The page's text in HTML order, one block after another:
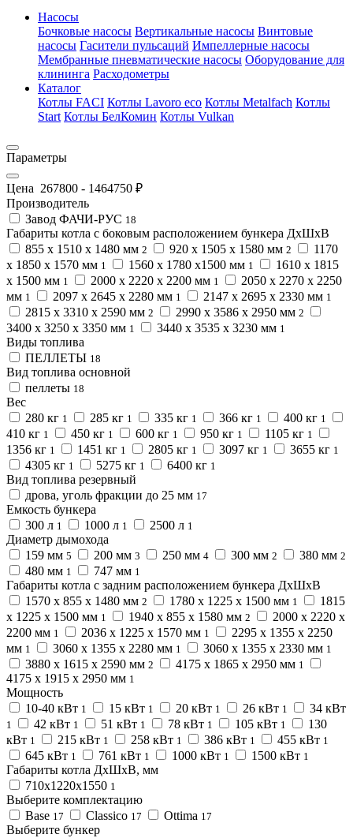
Насосы
Бочковые насосы Вертикальные насосы Винтовые
насосы Гасители пульсаций Импеллерные насосы
Мембранные пневматические насосы Оборудование для
клининга Расходометры
Каталог
Котлы FACI Котлы Lavoro eco Котлы Metalfach Котлы
Start Котлы БелКомин Котлы Vulkan
Параметры
Цена 267800 - 1464750 ₽
Производитель
Завод ФАЧИ-РУС 18
Габариты котла с боковым расположением бункера ДхШхВ
855 х 1510 х 1480 мм 2 920 х 1505 х 1580 мм 2
1170
х 1850 х 1570 мм 1 1560 х 1780 х1500 мм 1
1610 х 1815
х 1500 мм 1 2000 х 2220 х 2200 мм 1
2050 х 2270 х 2250
мм 1 2097 х 2645 х 2280 мм 1 2147 х 2695 х 2330 мм 1
2815 х 3310 х 2590 мм 2 2990 х 3586 х 2950 мм 2
3400 х 3250 х 3350 мм 1 3440 х 3535 х 3230 мм 1
Виды топлива
ПЕЛЛЕТЫ 18
Вид топлива основной
пеллеты 18
Вес
280 кг 1 285 кг 1 335 кг 1 366 кг 1 400 кг 1
410 кг 1 450 кг 1 600 кг 1 950 кг 1 1105 кг 1
1356 кг 1 1451 кг 1 2805 кг 1 3097 кг 1 3655 кг 1
4305 кг 1 5275 кг 1 6400 кг 1
Вид топлива резервный
дрова, уголь фракции до 25 мм 17
Емкость бункера
300 л 1 1000 л 1 2500 л 1
Диаметр дымохода
159 мм 5 200 мм 3 250 мм 4 300 мм 2 380 мм 2
480 мм 1 747 мм 1
Габариты котла с задним расположением бункера ДхШхВ
1570 х 855 х 1480 мм 2 1780 х 1225 х 1500 мм 1
1815
х 1225 х 1500 мм 1 1940 х 855 х 1580 мм 2
2000 х 2220 х
2200 мм 1 2036 х 1225 х 1570 мм 1
2295 х 1355 х 2250
мм 1 3060 х 1355 х 2280 мм 1 3060 х 1355 х 2330 мм 1
3880 х 1615 х 2590 мм 2 4175 х 1865 х 2950 мм 1
4175 х 1915 х 2950 мм 1
Мощность
10-40 кВт 1 15 кВт 1 20 кВт 1 26 кВт 1 34 кВт
1 42 кВт 1 51 кВт 1 78 кВт 1 105 кВт 1
130
кВт 1 215 кВт 1 258 кВт 1 386 кВт 1 455 кВт 1
645 кВт 1 761 кВт 1 1000 кВт 1 1500 кВт 1
Габариты котла ДхШхВ, мм
710х1220х1550 1
Выберите комплектацию
Base 17 Classico 17 Ottima 17
Выберите бункер